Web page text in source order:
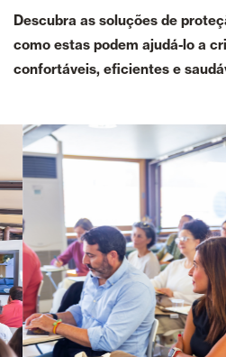
Descubra as soluções de
como estas podem ajudá-lo a
confortáveis, eficientes e